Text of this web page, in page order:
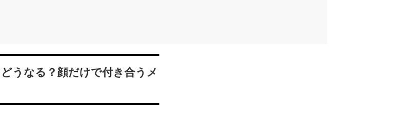
うなる？顔だけで付き合うメ